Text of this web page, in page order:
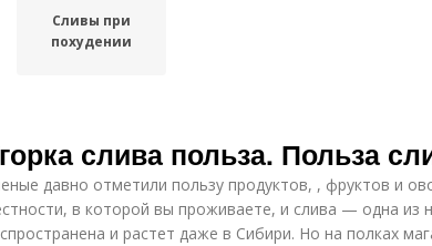
Сливы при
похудении
слива польза. Польза
давно отметили пользу продуктов, , фруктов и
в которой вы проживаете, и слива — одна из
и растет даже в Сибири. Но на полках